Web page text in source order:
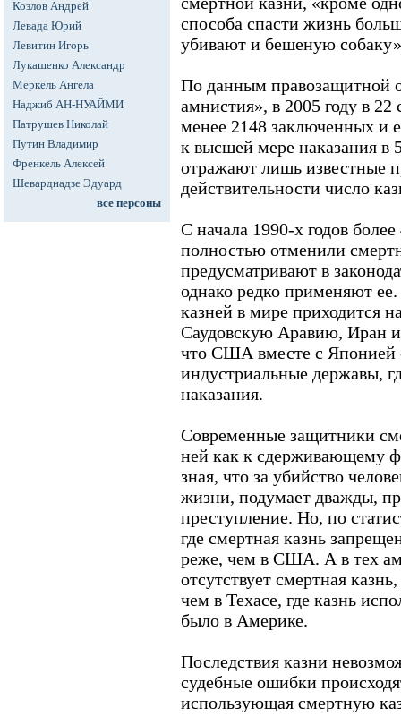
Козлов Андрей
Левада Юрий
Левитин Игорь
Лукашенко Александр
Меркель Ангела
Наджиб АН-НУАЙМИ
Патрушев Николай
Путин Владимир
Френкель Алексей
Шеварднадзе Эдуард
все персоны
способа спасти жизнь
убивают и бешеную
По данным правозащитной
амнистия», в 2005 году в
менее 2148 заключенных и
к высшей мере наказания в
отражают лишь известные
действительности число
С начала 1990-х годов
полностью отменили
предусматривают в
однако редко применяют
казней в мире приходится
Саудовскую Аравию, Иран
что США вместе с Японией
индустриальные державы,
наказания.
Современные защитники
ней как к сдерживающему
зная, что за убийство
жизни, подумает дважды,
преступление. Но, по
где смертная казнь
реже, чем в США. А в тех
отсутствует смертная
чем в Техасе, где казнь
было в Америке.
Последствия казни
судебные ошибки
использующая смертную